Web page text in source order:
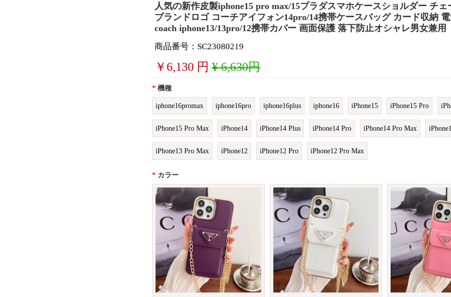
人気の新作皮製iphone15 pro max/15プラダスマホケースショルダー チ
ブランドロゴ コーチアイフォン14pro/14携帯ケースバッグ カード収納
coach iphone13/13pro/12携帯カバー 画面保護 落下防止オシャレ男女兼用
商品番号：SC23080219
￥ 6,130 円 ¥ 6,630円
* 機種
iphone16promax iphone16pro iphone16plus iphone16 iPhone15 iPhone15 Pro
iPhone15 Pro Max iPhone14 iPhone14 Plus iPhone14 Pro iPhone14 Pro Max
iPhone13 Pro Max iPhone12 iPhone12 Pro iPhone12 Pro Max
* カラー